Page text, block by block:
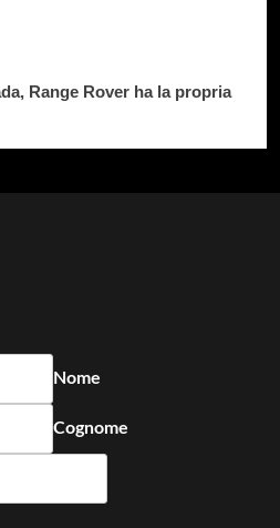
Range Rover ha la propria
Nome
Cognome